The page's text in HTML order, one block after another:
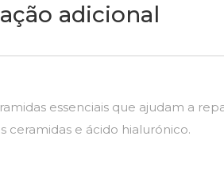
adicional
essenciais que ajudam a
ceramidas e ácido hialurónico.